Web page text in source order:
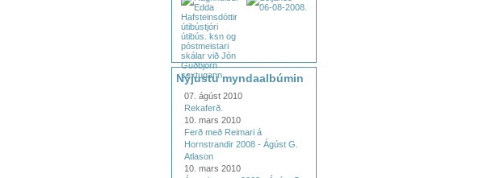
Nýjustu myndaalbúmin
07. ágúst 2010
Rekaferð.
10. mars 2010
Ferð með Reimari á
Hornstrandir 2008 - Ágúst G.
Atlason
10. mars 2010